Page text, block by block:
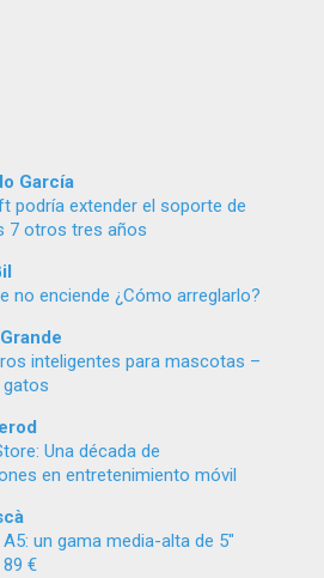
García
podría extender el soporte de
7 otros tres años
no enciende ¿Cómo arreglarlo?
inteligentes para mascotas –
gatos
Una década de
en entretenimiento móvil
A5: un gama media-alta de 5″
€